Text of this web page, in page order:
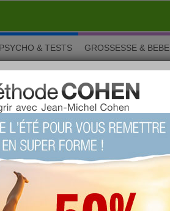
PSYCHO & TESTS GROSSESSE & BEBE
de chefs
Tous ces grands cuisiniers
des livres de
recettes de cuisine de
des plats du plus bel effet pour
difficiles à réaliser, les
recettes
les astuces et conseils de vrais
de constater qu’il est très aisé de faire